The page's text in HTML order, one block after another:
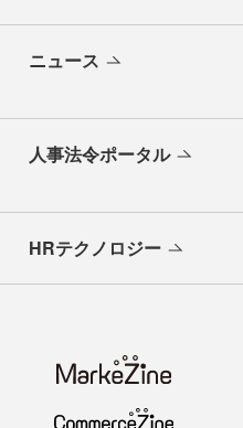
ニュース
人事法令ポータル
HRテクノロジー